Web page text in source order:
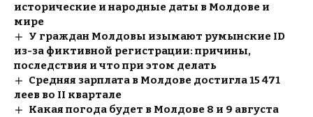
исторические и народные даты в Молдове и
мире
У граждан Молдовы изымают румынские ID
из-за фиктивной регистрации: причины,
последствия и что при этом делать
Средняя зарплата в Молдове достигла 15 471
леев во II квартале
Какая погода будет в Молдове 8 и 9 августа